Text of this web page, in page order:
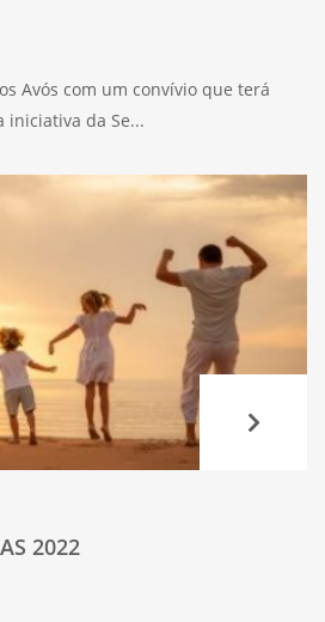
Avós com um convívio que terá
iniciativa da Se...
2022